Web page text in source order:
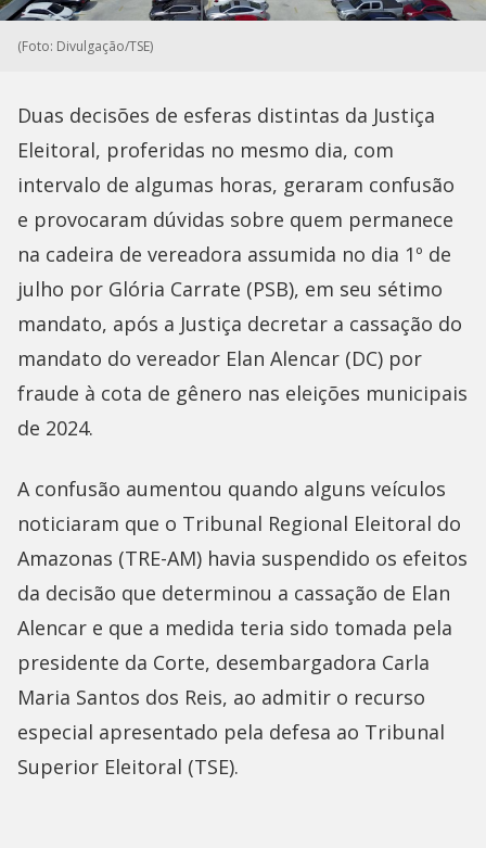
(Foto: Divulgação/TSE)
Duas decisões de esferas distintas da Justiça
Eleitoral, proferidas no mesmo dia, com
intervalo de algumas horas, geraram confusão
e provocaram dúvidas sobre quem permanece
na cadeira de vereadora assumida no dia 1º de
julho por Glória Carrate (PSB), em seu sétimo
mandato, após a Justiça decretar a cassação do
mandato do vereador Elan Alencar (DC) por
fraude à cota de gênero nas eleições municipais
de 2024.
A confusão aumentou quando alguns veículos
noticiaram que o Tribunal Regional Eleitoral do
Amazonas (TRE-AM) havia suspendido os efeitos
da decisão que determinou a cassação de Elan
Alencar e que a medida teria sido tomada pela
presidente da Corte, desembargadora Carla
Maria Santos dos Reis, ao admitir o recurso
especial apresentado pela defesa ao Tribunal
Superior Eleitoral (TSE).